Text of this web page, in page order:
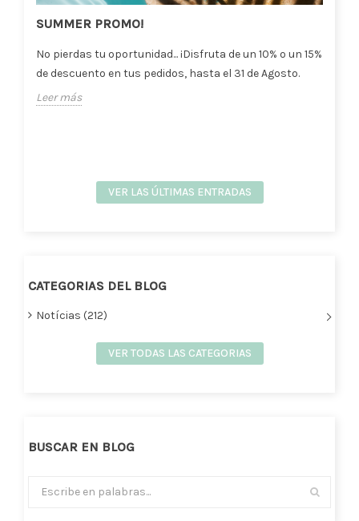
SUMMER PROMO!
No pierdas tu oportunidad... ¡Disfruta de un 10% o un 15%
de descuento en tus pedidos, hasta el 31 de Agosto.
Leer más
VER LAS ÚLTIMAS ENTRADAS
CATEGORIAS DEL BLOG
Notícias (212)
VER TODAS LAS CATEGORIAS
BUSCAR EN BLOG